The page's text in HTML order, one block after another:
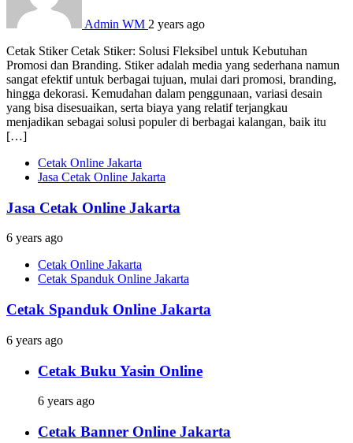
Admin WM 2 years ago
Cetak Stiker Cetak Stiker: Solusi Fleksibel untuk Kebutuhan
Promosi dan Branding. Stiker adalah media yang sederhana namun
sangat efektif untuk berbagai tujuan, mulai dari promosi, branding,
hingga dekorasi. Kemudahan dalam penggunaan, variasi desain
yang bisa disesuaikan, serta biaya yang relatif terjangkau
menjadikan sebagai solusi populer di berbagai kalangan, baik itu
[…]
Cetak Online Jakarta
Jasa Cetak Online Jakarta
Jasa Cetak Online Jakarta
6 years ago
Cetak Online Jakarta
Cetak Spanduk Online Jakarta
Cetak Spanduk Online Jakarta
6 years ago
Cetak Buku Yasin Online
6 years ago
Cetak Banner Online Jakarta